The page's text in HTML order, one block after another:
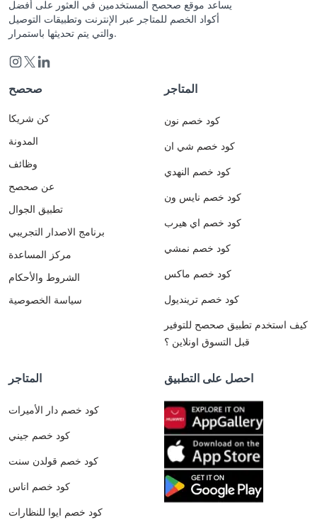
يساعد موقع صحصح المستخدمين في العثور على أفضل
أكواد الخصم للمتاجر عبر الإنترنت وتطبيقات التوصيل
والتي يتم تحديثها باستمرار.
صحصح
كن شريكا
المدونة
وظائف
عن صحصح
تطبيق الجوال
برنامج الاصدار التجريبي
مركز المساعدة
الشروط والأحكام
سياسة الخصوصية
المتاجر
كود خصم نون
كود خصم شي ان
كود خصم النهدي
كود خصم نايس ون
كود خصم اي هيرب
كود خصم نمشي
كود خصم ماكس
كود خصم ترينديول
كيف استخدم تطبيق صحصح للتوفير
قبل التسوق اونلاين ؟
المتاجر
كود خصم دار الأميرات
كود خصم جيني
كود خصم قولدن سنت
كود خصم اناس
كود خصم ايوا للنظارات
احصل على التطبيق